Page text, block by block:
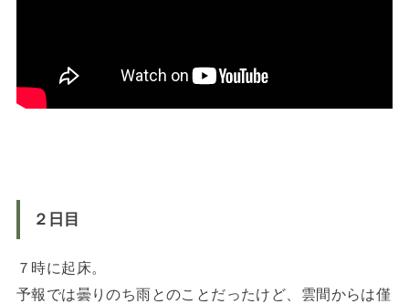
２日目
７時に起床。
予報では曇りのち雨とのことだったけど、雲間からは僅